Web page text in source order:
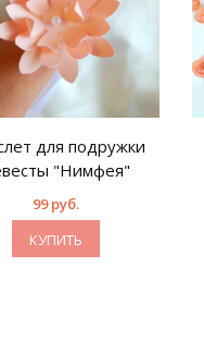
для подружки
"Нимфея"
99 руб.
КУПИТЬ